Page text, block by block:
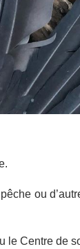
ou
le Centre de